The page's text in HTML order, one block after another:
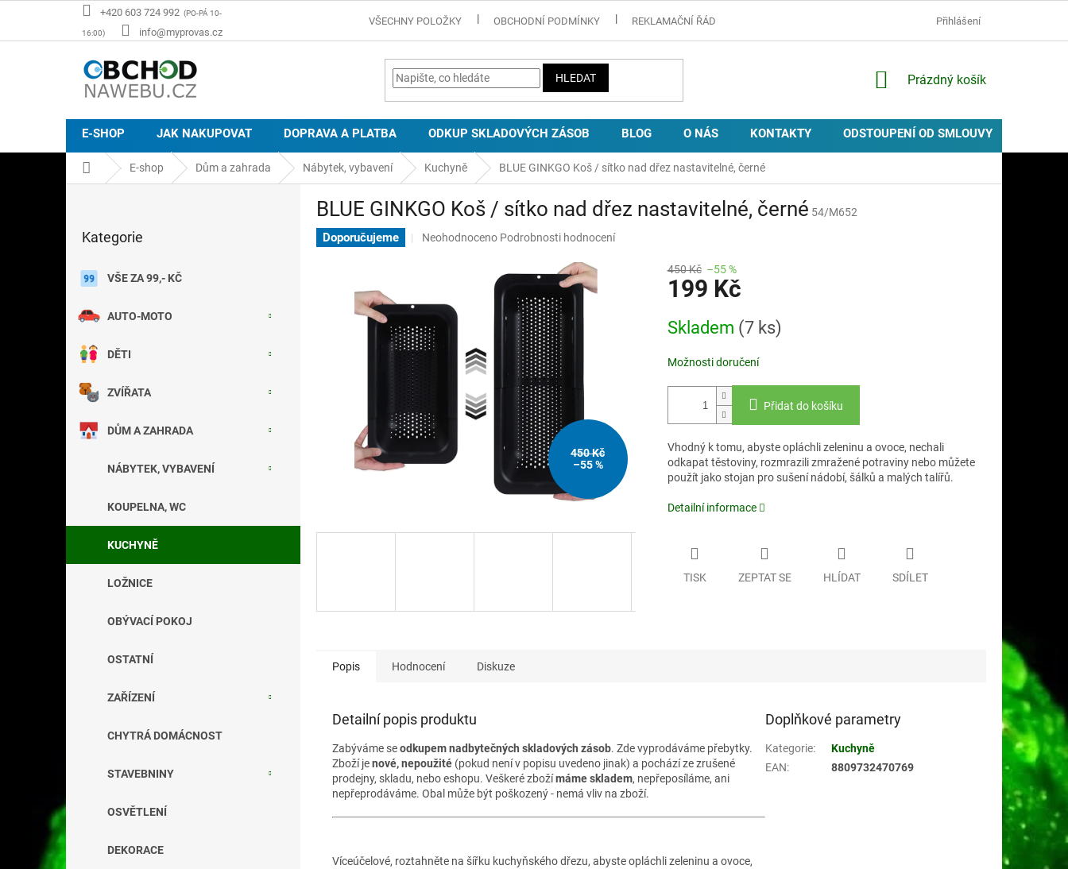
+420 603 724 992
info@myprovas.cz
VŠECHNY POLOŽKY OBCHODNÍ PODMÍNKY REKLAMAČNÍ ŘÁD ZÁSADY POUŽÍVÁNÍ COOKIES
Přihlášení
HLEDAT
NÁKUPNÍ
Prázdný košík
E-SHOP JAK NAKUPOVAT DOPRAVA A PLATBA ODKUP SKLADOVÝCH ZÁSOB BLOG O NÁS KONTAKTY ODSTOUPENÍ OD SMLOUVY
Domů E-shop Dům a zahrada Nábytek, vybavení Kuchyně BLUE GINKGO Koš / sítko nad dřez nastavitelné, černé
kategorie
Kategorie
VŠE ZA 99,- KČ
AUTO-MOTO
DĚTI
ZVÍŘATA
DŮM A ZAHRADA
NÁBYTEK, VYBAVENÍ
KOUPELNA, WC
KUCHYNĚ
LOŽNICE
OBÝVACÍ POKOJ
OSTATNÍ
ZAŘÍZENÍ
CHYTRÁ DOMÁCNOST
STAVEBNINY
OSVĚTLENÍ
DEKORACE
BLUE GINKGO Koš / sítko nad dřez nastavitelné, černé 54/M652
Doporučujeme
Průměrné
5
hvězdiček.
Neohodnoceno Podrobnosti hodnocení
450 Kč
–55 %
450 Kč –55 %
199 Kč
cena:
Skladem (7 ks)
Možnosti doručení
Přidat do košíku
Vhodný k tomu, abyste opláchli zeleninu a ovoce, nechali
odkapat těstoviny, rozmrazili zmražené potraviny nebo můžete
použít jako stojan pro sušení nádobí, šálků a malých talířů.
Detailní informace
TISK ZEPTAT SE HLÍDAT SDÍLET
Popis Hodnocení Diskuze
Detailní popis produktu
Zabýváme seodkupem nadbytečných skladových zásob. Zde vyprodáváme přebytky.
Zboží jenové, nepoužité (pokud není v popisu uvedeno jinak) a pochází ze zrušené
prodejny, skladu, nebo eshopu. Veškeré zbožímáme skladem, nepřeposíláme, ani
nepřeprodáváme. Obal může být poškozený - nemá vliv na zboží.
Víceúčelové, roztahněte na šířku kuchyňského dřezu, abyste opláchli zeleninu a ovoce,
Doplňkové parametry
Kategorie:
Kuchyně
EAN: 8809732470769